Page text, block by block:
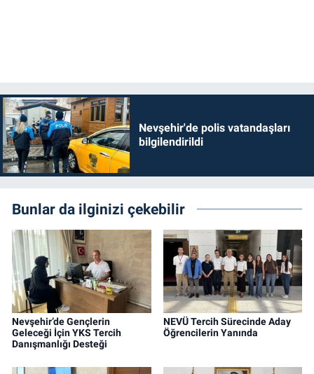
Nevşehir'de polis vatandaşları
bilgilendirildi
Bunlar da ilginizi çekebilir
Nevşehir’de Gençlerin
Geleceği İçin YKS Tercih
Danışmanlığı Desteği
NEVÜ Tercih Sürecinde Aday
Öğrencilerin Yanında